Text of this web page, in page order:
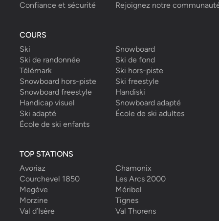
Confiance et sécurité
Rejoignez notre
COURS
Ski
Snowboard
Ski de randonnée
Ski de fond
Télémark
Ski hors-piste
Snowboard hors-piste
Ski freestyle
Snowboard freestyle
Handiski
Handicap visuel
Snowboard adapté
Ski adapté
École de ski adultes
École de ski enfants
TOP STATIONS
Avoriaz
Chamonix
Courchevel 1850
Les Arcs 2000
Megève
Méribel
Morzine
Tignes
Val d’Isère
Val Thorens